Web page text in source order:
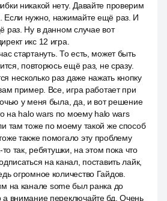
никакой нету. Давайте проверим
Если нужно, нажимайте ещё раз. И
Ну в данном случае вот
икс 12 игра.
стартануть. То есть, может быть
повторюсь ещё раз, не сразу.
несколько раз даже нажать кнопку
пример. Все, игра работает при
у меня была, да, и вот решение
на halo wars по моему halo wars
там тоже по моему такой же способ
также помогало эту проблему
то так, ребятушки, на этом пока что
на канал, поставить лайк,
огромное количество Гайдов.
на канале some был ранка до
а внимание переключайте бд. Очень